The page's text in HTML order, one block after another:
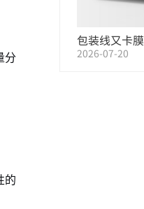
分
的
包装线又卡
测试仪，帮
2026-07-20